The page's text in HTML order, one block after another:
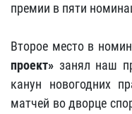
премии в пяти
Второе место в
проект» занял наш
канун новогодних
матчей во дворце